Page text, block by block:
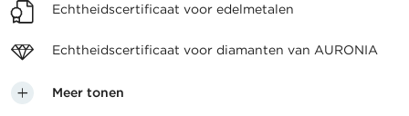
Echtheidscertificaat voor edelmetalen
Echtheidscertificaat voor diamanten van AURONIA
Meer tonen